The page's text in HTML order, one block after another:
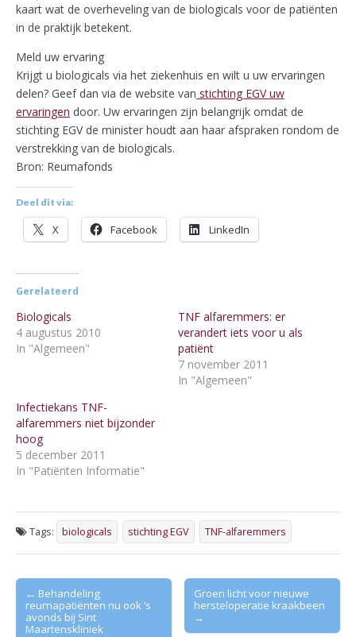
kaart wat de overheveling van de biologicals voor de patiënten
in de praktijk betekent.
Meld uw ervaring
Krijgt u biologicals via het ziekenhuis en wilt u uw ervaringen
delen? Geef dan via de website van stichting EGV uw
ervaringen door. Uw ervaringen zijn belangrijk omdat de
stichting EGV de minister houdt aan haar afspraken rondom de
verstrekking van de biologicals.
Bron: Reumafonds
Deel dit via:
X Facebook LinkedIn
Gerelateerd
Biologicals
4 augustus 2010
In "Algemeen"
TNF alfaremmers: er
verandert iets voor u als
patiënt
7 november 2011
In "Algemeen"
Infectiekans TNF-
alfaremmers niet bijzonder
hoog
5 december 2011
In "Patiënten Informatie"
Tags: biologicals stichting EGV TNF-alfaremmers
Post
navigation
← Behandeling
reumapatiënten nu ook ’s
avonds bij Sint
Maartenskliniek
Groen licht voor nieuwe
hersteloperatie kraakbeen
→